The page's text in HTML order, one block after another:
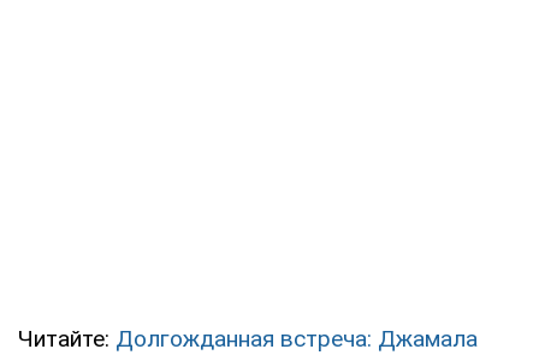
Читайте: Долгожданная встреча: Джамала